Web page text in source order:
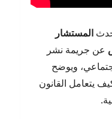
المستشار
عن جريمة نشر
ويوضح
يتعامل القانون